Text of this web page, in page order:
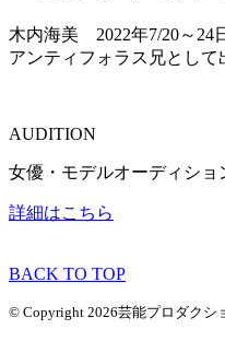
木内海美 2022年7/20～24
アンティフォラス兄として
AUDITION
女優・モデルオーディショ
詳細はこちら
BACK TO TOP
© Copyright 2026芸能プロダクシ